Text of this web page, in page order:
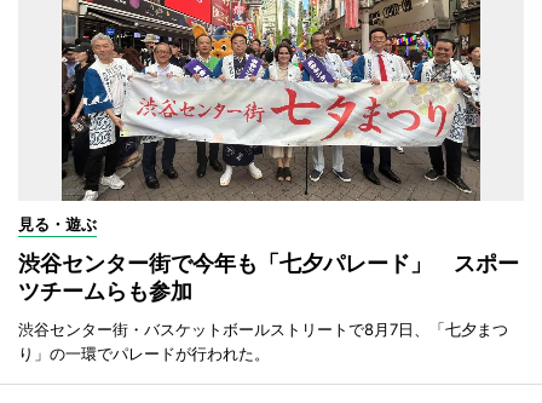
見る・遊ぶ
渋谷センター街で今年も「七夕パレード」 スポー
ツチームらも参加
渋谷センター街・バスケットボールストリートで8月7日、「七夕まつ
り」の一環でパレードが行われた。